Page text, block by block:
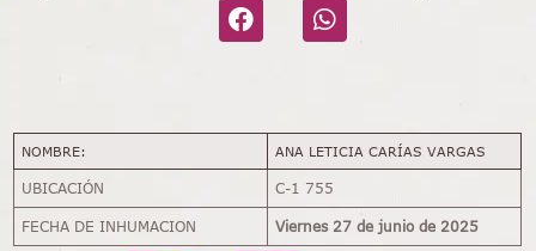
NOMBRE: ANA LETICIA CARÍAS VARGAS
UBICACIÓN C-1 755
FECHA DE INHUMACION Viernes 27 de junio de 2025